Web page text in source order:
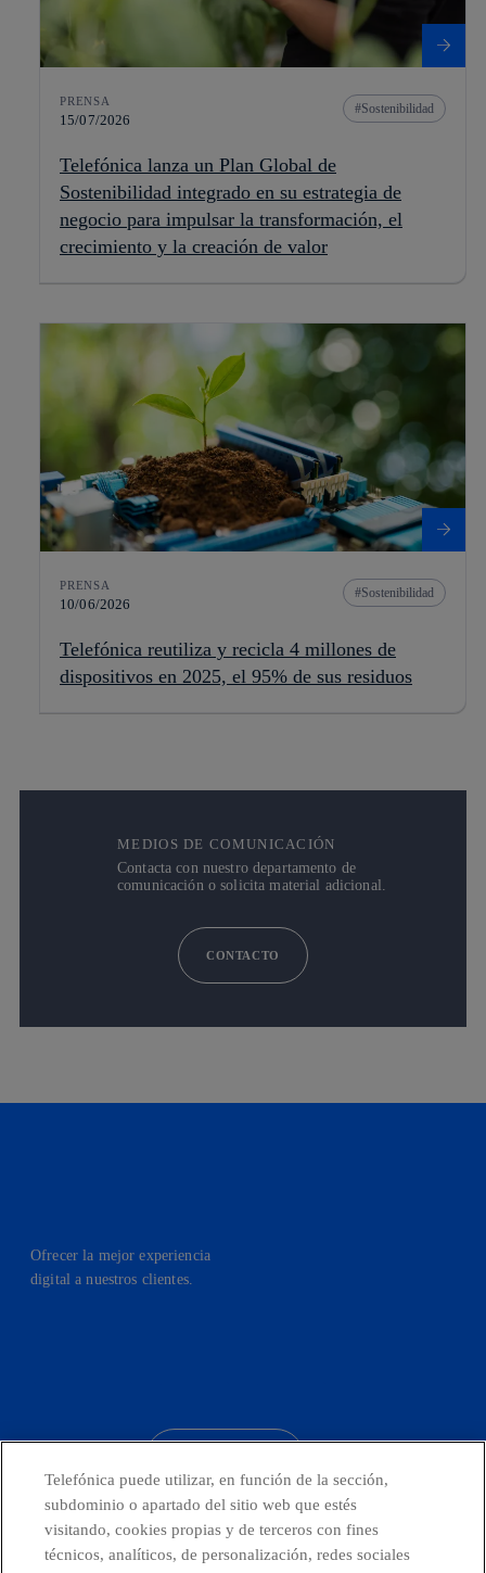
PRENSA
15/07/2026
Sostenibilidad
Telefónica lanza un Plan Global de
Sostenibilidad integrado en su estrategia de
negocio para impulsar la transformación, el
crecimiento y la creación de valor
PRENSA
10/06/2026
Sostenibilidad
Telefónica reutiliza y recicla 4 millones de
dispositivos en 2025, el 95% de sus residuos
MEDIOS DE COMUNICACIÓN
Contacta con nuestro departamento de
comunicación o solicita material adicional.
CONTACTO
Ofrecer la mejor experiencia
digital a nuestros clientes.
Telefónica en redes sociales
Telefónica puede utilizar, en función de la sección,
subdominio o apartado del sitio web que estés
visitando, cookies propias y de terceros con fines
técnicos, analíticos, de personalización, redes sociales